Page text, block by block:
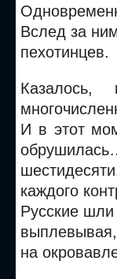
Вслед за
пехотинцев.
И в этот
каждого
Русские
на